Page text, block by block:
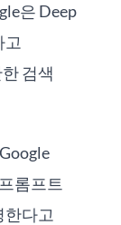
은 Deep
고
검색
롬프트
한다고